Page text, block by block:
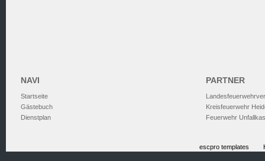
NAVI
Startseite
Gästebuch
Dienstplan
PARTNER
Kreisfeuerwehr
Feuerwehr
escpro templates